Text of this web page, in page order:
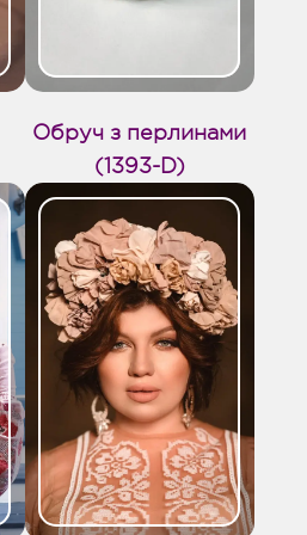
Обруч з перлинами
(1393-D)